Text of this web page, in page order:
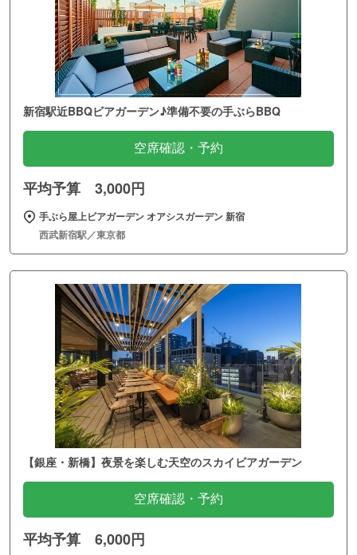
新宿駅近BBQビアガーデン♪準備不要の手ぶらBBQ
空席確認・予約
平均予算 3,000円
手ぶら屋上ビアガーデン オアシスガーデン 新宿
西武新宿駅／東京都
【銀座・新橋】夜景を楽しむ天空のスカイビアガーデン
空席確認・予約
平均予算 6,000円